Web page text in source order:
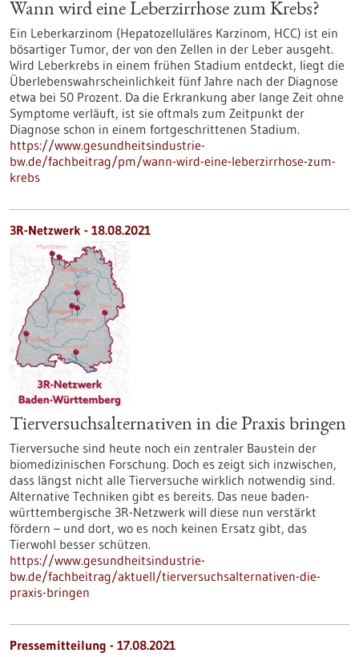
Wann wird eine Leberzirrhose zum Krebs?
Ein Leberkarzinom (Hepatozelluläres Karzinom, HCC) ist ein
bösartiger Tumor, der von den Zellen in der Leber ausgeht.
Wird Leberkrebs in einem frühen Stadium entdeckt, liegt die
Überlebenswahrscheinlichkeit fünf Jahre nach der Diagnose
etwa bei 50 Prozent. Da die Erkrankung aber lange Zeit ohne
Symptome verläuft, ist sie oftmals zum Zeitpunkt der
Diagnose schon in einem fortgeschrittenen Stadium.
https://www.gesundheitsindustrie-
bw.de/fachbeitrag/pm/wann-wird-eine-leberzirrhose-zum-
krebs
3R-Netzwerk - 18.08.2021
Tierversuchsalternativen in die Praxis bringen
Tierversuche sind heute noch ein zentraler Baustein der
biomedizinischen Forschung. Doch es zeigt sich inzwischen,
dass längst nicht alle Tierversuche wirklich notwendig sind.
Alternative Techniken gibt es bereits. Das neue baden-
württembergische 3R-Netzwerk will diese nun verstärkt
fördern – und dort, wo es noch keinen Ersatz gibt, das
Tierwohl besser schützen.
https://www.gesundheitsindustrie-
bw.de/fachbeitrag/aktuell/tierversuchsalternativen-die-
praxis-bringen
Pressemitteilung - 17.08.2021